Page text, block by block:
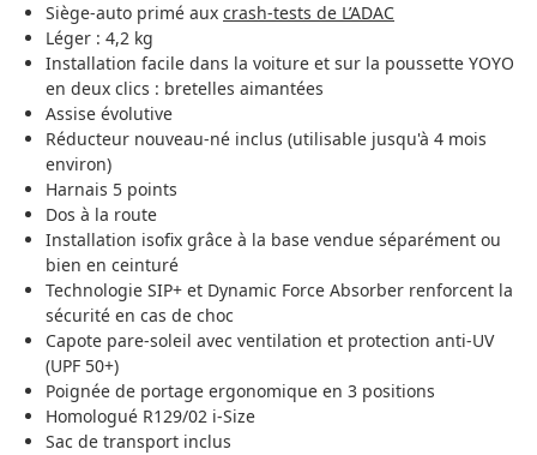
Siège-auto primé aux crash-tests de L’ADAC
Léger : 4,2 kg
Installation facile dans la voiture et sur la poussette YOYO
en deux clics : bretelles aimantées
Assise évolutive
Réducteur nouveau-né inclus (utilisable jusqu'à 4 mois
environ)
Harnais 5 points
Dos à la route
Installation isofix grâce à la base vendue séparément ou
bien en ceinturé
Technologie SIP+ et Dynamic Force Absorber renforcent la
sécurité en cas de choc
Capote pare-soleil avec ventilation et protection anti-UV
(UPF 50+)
Poignée de portage ergonomique en 3 positions
Homologué R129/02 i-Size
Sac de transport inclus